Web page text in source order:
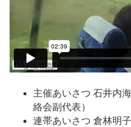
主催あいさつ 石井内
絡会副代表）
連帯あいさつ 倉林明